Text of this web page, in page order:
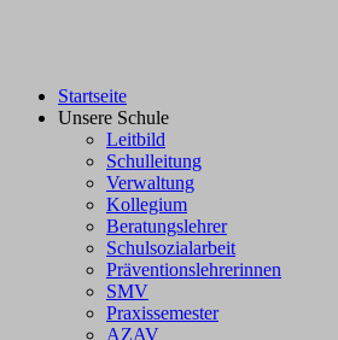
Startseite
Unsere Schule
Leitbild
Schulleitung
Verwaltung
Kollegium
Beratungslehrer
Schulsozialarbeit
Präventionslehrerinnen
SMV
Praxissemester
AZAV